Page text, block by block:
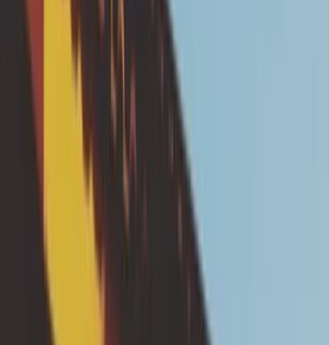
🏚️ Pourquoi
cette solution de
prévention ?
Des eaux pluviales mal évacuées
fondations, déstabilisant la
argileux sous la maison et dans
proche. Ces infiltrations peuvent
l’apparition de désordres sur